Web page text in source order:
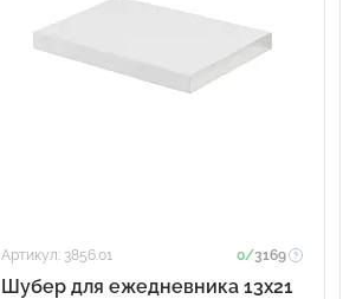
Артикул: 3856.01 0/3169
Шубер для ежедневника 13х21